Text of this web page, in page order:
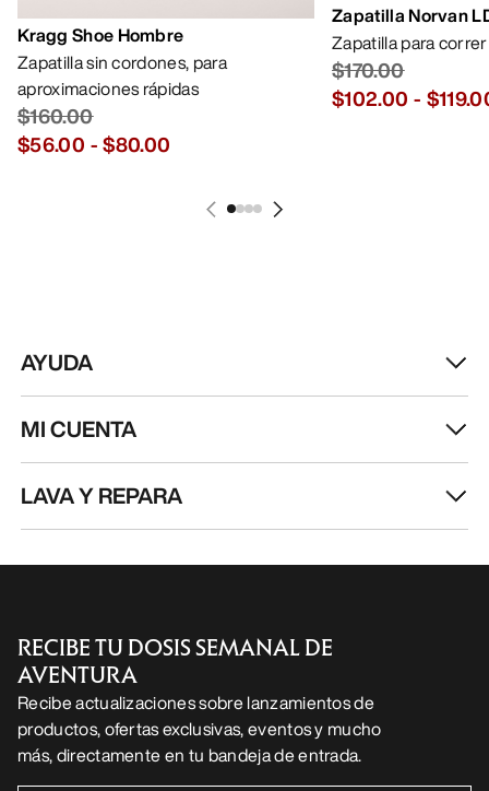
Kragg Shoe Hombre
Zapatilla sin cordones, para
aproximaciones rápidas
$160.00
$56.00 -$80.00
Zapatilla Norvan
Zapatilla para
$170.00
$102.00 -
AYUDA
MI CUENTA
LAVA Y REPARA
RECIBE TU DOSIS SEMANAL DE
AVENTURA
Recibe actualizaciones sobre lanzamientos de
productos, ofertas exclusivas, eventos y mucho
más, directamente en tu bandeja de entrada.